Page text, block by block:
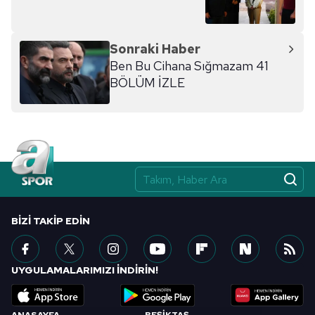
kılınması ve kişiselleştirilmesi ve sizlere yönelik
reklam/pazarlama faaliyetlerinin yapılması, amaçlarıyla
sınırlı olarak açık rızanız dahilinde kullanılacaktır.
Çerezlere ilişkin tercihlerinizi aşağıda yer alan panel
vasıtasıyla belirleyebilirsiniz. Çerezlere ilişkin detaylı bilgi
6698 sayılı Kişisel Verilerin Korunması Kanunu uyarınca
hazırlanmış Aydınlatma Metnimizi okumak ve sitemizde
ilgili mevzuata uygun olarak kullanılan çerezlerle ilgili bilgi
Sonraki Haber
Ben Bu Cihana Sığmazam 41
BÖLÜM İZLE
BIZI TAKIP EDIN
UYGULAMALARIMIZI İNDİRİN!